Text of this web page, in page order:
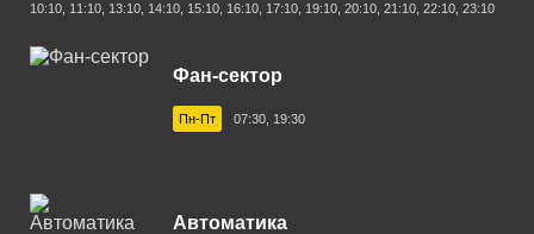
10:10, 11:10, 13:10, 14:10, 15:10, 16:10, 17:10, 19:10, 20:10, 21:10, 22:10, 23:10
Фан-сектор
Пн-Пт 07:30, 19:30
Автоматика